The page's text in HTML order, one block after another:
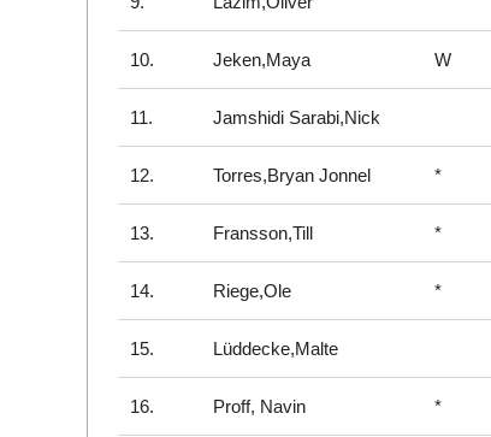
10. Jeken,Maya W
11. Jamshidi Sarabi,Nick
12. Torres,Bryan Jonnel *
13. Fransson,Till *
14. Riege,Ole *
15. Lüddecke,Malte
16. Proff, Navin *